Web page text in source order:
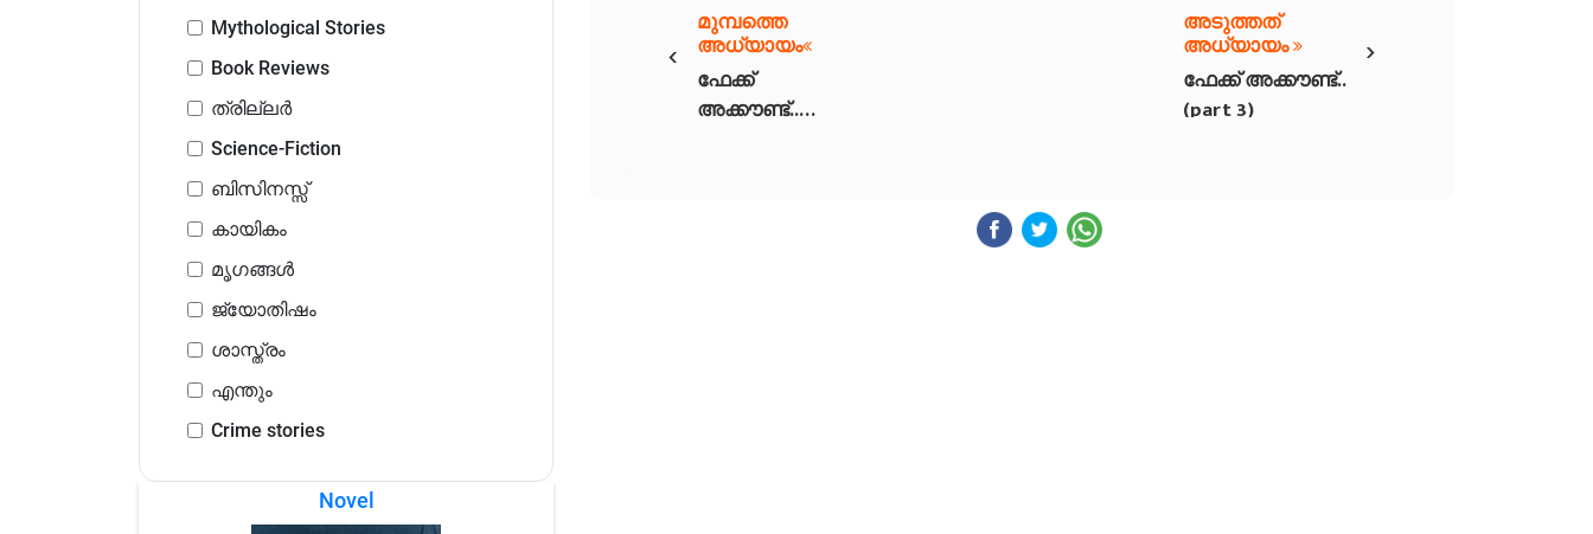
Mythological Stories
Book Reviews
ത്രില്ലർ
Science-Fiction
ബിസിനസ്സ്
കായികം
മൃഗങ്ങൾ
ജ്യോതിഷം
ശാസ്ത്രം
എന്തും
Crime stories
Novel
‹
മുമ്പത്തെ
അധ്യായം
ഫേക്ക്
അക്കൗണ്ട്..
›
അടുത്തത്
അധ്യായം
ഫേക്ക് അക്കൗണ്ട്..
(part 3)